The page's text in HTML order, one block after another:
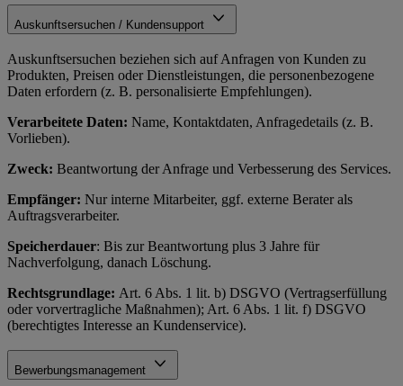
Auskunftsersuchen / Kundensupport
Auskunftsersuchen beziehen sich auf Anfragen von Kunden zu
Produkten, Preisen oder Dienstleistungen, die personenbezogene
Daten erfordern (z. B. personalisierte Empfehlungen).
Verarbeitete Daten: Name, Kontaktdaten, Anfragedetails (z. B.
Vorlieben).
Zweck: Beantwortung der Anfrage und Verbesserung des Services.
Empfänger: Nur interne Mitarbeiter, ggf. externe Berater als
Auftragsverarbeiter.
Speicherdauer: Bis zur Beantwortung plus 3 Jahre für
Nachverfolgung, danach Löschung.
Rechtsgrundlage: Art. 6 Abs. 1 lit. b) DSGVO (Vertragserfüllung
oder vorvertragliche Maßnahmen); Art. 6 Abs. 1 lit. f) DSGVO
(berechtigtes Interesse an Kundenservice).
Bewerbungsmanagement